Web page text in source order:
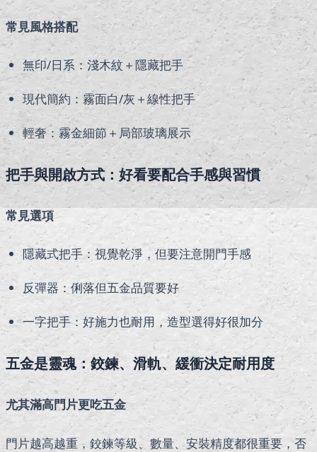
常見風格搭配
無印/日系：淺木紋＋隱藏把手
現代簡約：霧面白/灰＋線性把手
輕奢：霧金細節＋局部玻璃展示
把手與開啟方式：好看要配合手感與習慣
常見選項
隱藏式把手：視覺乾淨，但要注意開門手感
反彈器：俐落但五金品質要好
一字把手：好施力也耐用，造型選得好很加分
五金是靈魂：鉸鍊、滑軌、緩衝決定耐用度
尤其滿高門片更吃五金
門片越高越重，鉸鍊等級、數量、安裝精度都很重要，否